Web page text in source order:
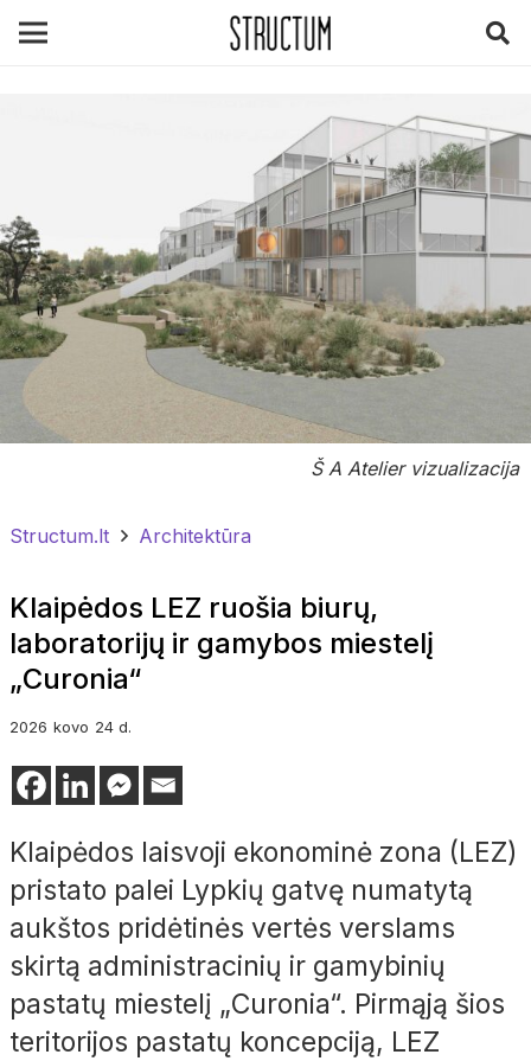
Š A Atelier vizualizacija
Structum.lt Architektūra
Klaipėdos LEZ ruošia biurų,
laboratorijų ir gamybos miestelį
„Curonia“
2026 kovo 24 d.
Klaipėdos laisvoji ekonominė zona (LEZ)
pristato palei Lypkių gatvę numatytą
aukštos pridėtinės vertės verslams
skirtą administracinių ir gamybinių
pastatų miestelį „Curonia“. Pirmąją šios
teritorijos pastatų koncepciją, LEZ